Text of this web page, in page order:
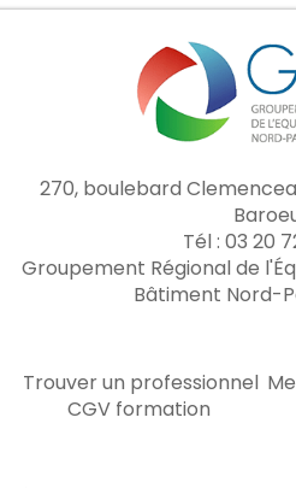
270, boulebard
Tél : 03 20
Groupement Régional de
Bâtiment Nord-
Trouver un professionnel
CGV formation